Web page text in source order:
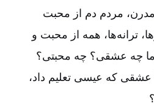
مردم دم از محبت
ترانه‌ها، همه از محبت و
چه عشقی‌؟ چه محبتی‌؟
که عیسی تعلیم داد،